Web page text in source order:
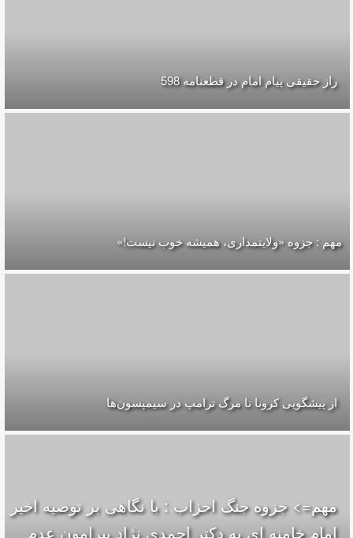
راز حقیقی پیام امام در قطعنامه 598
مهم : جزوه «ولایتمداری، همیشه خوب نیست!»
از پیشگویی کرونا تا مرگ ترامپ در سیمپسون‌ها
مهم=> جزوه جنگ احزاب : با نگاهی بر توصیه اخیر
امام خامنه ای به دکتر احمدی نژاد پیرامون عدم